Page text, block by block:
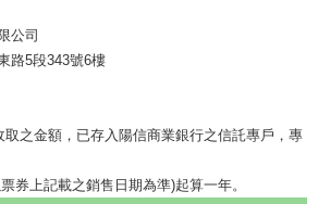
公司
路5段343號6樓
之金額，已存入陽信商業銀行之信託專戶，專
券上記載之銷售日期為準)起算一年。